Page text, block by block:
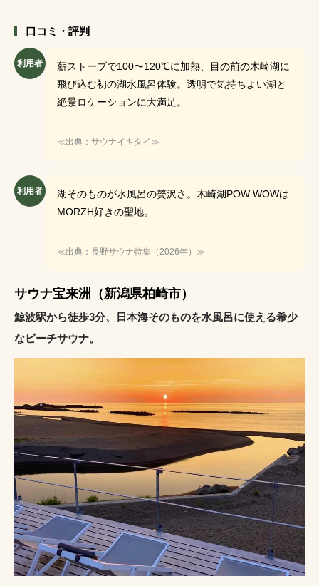
口コミ・評判
利用者
薪ストーブで100〜120℃に加熱、目の前の木崎湖に
飛び込む初の湖水風呂体験。透明で気持ちよい湖と
絶景ロケーションに大満足。
≪出典：サウナイキタイ≫
利用者
湖そのものが水風呂の贅沢さ。木崎湖POW WOWは
MORZH好きの聖地。
≪出典：長野サウナ特集（2026年）≫
サウナ宝来洲（新潟県柏崎市）
鯨波駅から徒歩3分、日本海そのものを水風呂に使える希少
なビーチサウナ。
INSTAGRAM LINE予約